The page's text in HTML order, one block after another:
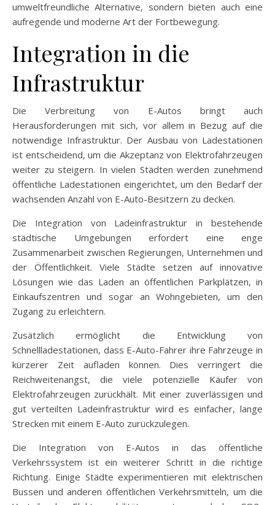
umweltfreundliche Alternative, sondern bieten auch eine
aufregende und moderne Art der Fortbewegung.
Integration in die
Infrastruktur
Die Verbreitung von E-Autos bringt auch
Herausforderungen mit sich, vor allem in Bezug auf die
notwendige Infrastruktur. Der Ausbau von Ladestationen
ist entscheidend, um die Akzeptanz von Elektrofahrzeugen
weiter zu steigern. In vielen Städten werden zunehmend
öffentliche Ladestationen eingerichtet, um den Bedarf der
wachsenden Anzahl von E-Auto-Besitzern zu decken.
Die Integration von Ladeinfrastruktur in bestehende
städtische Umgebungen erfordert eine enge
Zusammenarbeit zwischen Regierungen, Unternehmen und
der Öffentlichkeit. Viele Städte setzen auf innovative
Lösungen wie das Laden an öffentlichen Parkplätzen, in
Einkaufszentren und sogar an Wohngebieten, um den
Zugang zu erleichtern.
Zusätzlich ermöglicht die Entwicklung von
Schnellladestationen, dass E-Auto-Fahrer ihre Fahrzeuge in
kürzerer Zeit aufladen können. Dies verringert die
Reichweitenangst, die viele potenzielle Käufer von
Elektrofahrzeugen zurückhält. Mit einer zuverlässigen und
gut verteilten Ladeinfrastruktur wird es einfacher, lange
Strecken mit einem E-Auto zurückzulegen.
Die Integration von E-Autos in das öffentliche
Verkehrssystem ist ein weiterer Schritt in die richtige
Richtung. Einige Städte experimentieren mit elektrischen
Bussen und anderen öffentlichen Verkehrsmitteln, um die